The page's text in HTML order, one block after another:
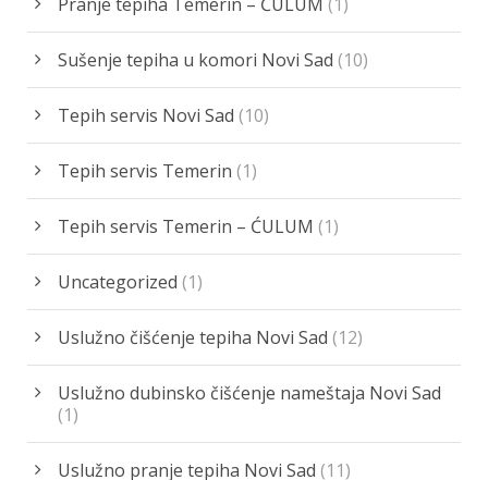
Sušenje tepiha u komori Novi Sad (10)
Tepih servis Novi Sad (10)
Tepih servis Temerin (1)
Tepih servis Temerin – ĆULUM (1)
Uncategorized (1)
Uslužno čišćenje tepiha Novi Sad (12)
Uslužno dubinsko čišćenje nameštaja Novi Sad
(1)
Uslužno pranje tepiha Novi Sad (11)